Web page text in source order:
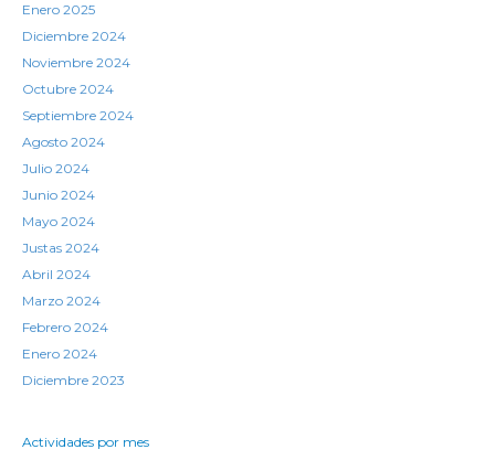
Enero 2025
Diciembre 2024
Noviembre 2024
Octubre 2024
Septiembre 2024
Agosto 2024
Julio 2024
Junio 2024
Mayo 2024
Justas 2024
Abril 2024
Marzo 2024
Febrero 2024
Enero 2024
Diciembre 2023
Actividades por mes